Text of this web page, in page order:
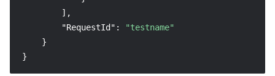
] ,
"RequestId" :
"testname"
}
}